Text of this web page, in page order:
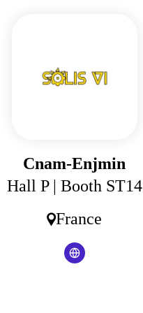
Cnam-Enjmin
Hall P| Booth ST14
France